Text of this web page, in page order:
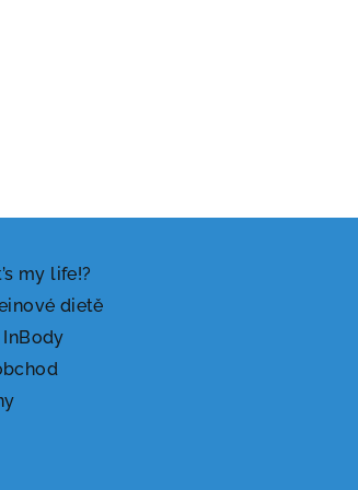
my life!?
dietě
InBody